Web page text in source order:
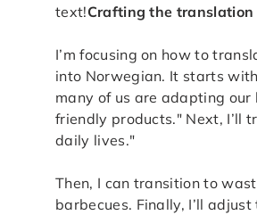
text!Crafting the translation
I’m focusing on how to
into Norwegian. It starts
many of us are adapting
friendly products." Next, I’ll
daily lives."
Then, I can transition to
barbecues. Finally, I’ll